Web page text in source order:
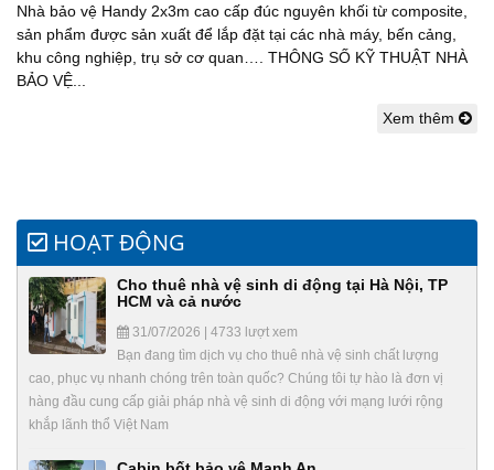
Nhà bảo vệ Handy 2x3m cao cấp đúc nguyên khối từ composite,
sản phẩm được sản xuất để lắp đặt tại các nhà máy, bến cảng,
khu công nghiệp, trụ sở cơ quan…. THÔNG SỐ KỸ THUẬT NHÀ
BẢO VỆ...
Xem thêm
HOẠT ĐỘNG
Cho thuê nhà vệ sinh di động tại Hà Nội, TP
HCM và cả nước
31/07/2026 | 4733 lượt xem
Bạn đang tìm dịch vụ cho thuê nhà vệ sinh chất lượng
cao, phục vụ nhanh chóng trên toàn quốc? Chúng tôi tự hào là đơn vị
hàng đầu cung cấp giải pháp nhà vệ sinh di động với mạng lưới rộng
khắp lãnh thổ Việt Nam